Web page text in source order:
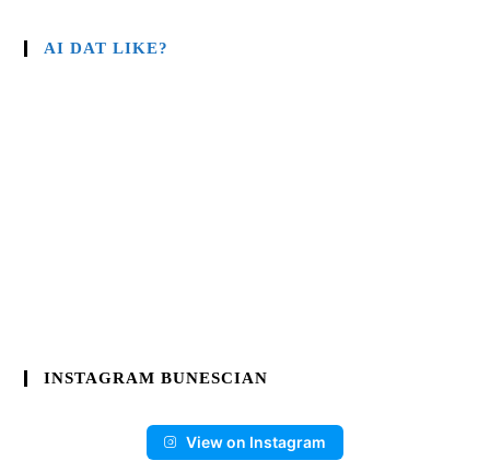
AI DAT LIKE?
INSTAGRAM BUNESCIAN
View on Instagram